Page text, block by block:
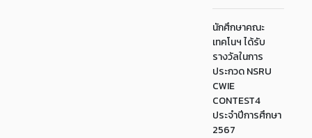
นักศึกษาคณะ
เทคโนฯ ได้รับ
รางวัลในการ
ประกวด NSRU
CWIE
CONTEST4
ประจำปีการศึกษา
2567